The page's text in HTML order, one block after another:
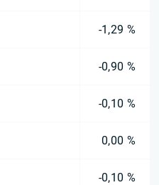
-1,29 %
-0,90 %
-0,10 %
0,00 %
-0,10 %